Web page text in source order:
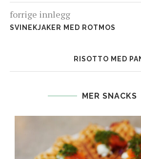
forrige innlegg
SVINEKJAKER MED ROTMOS
RISOTTO MED
MER SNACKS